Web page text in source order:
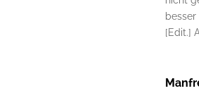
[Edit.]